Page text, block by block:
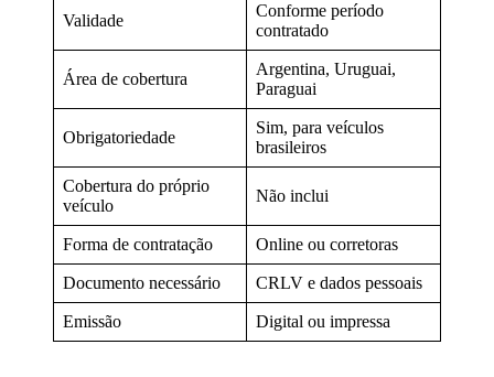
Validade
Conforme período
contratado
Área de cobertura
Argentina, Uruguai,
Paraguai
Obrigatoriedade
Sim, para veículos
brasileiros
Cobertura do próprio
veículo
Não inclui
Forma de contratação Online ou corretoras
Documento necessário CRLV e dados pessoais
Emissão Digital ou impressa